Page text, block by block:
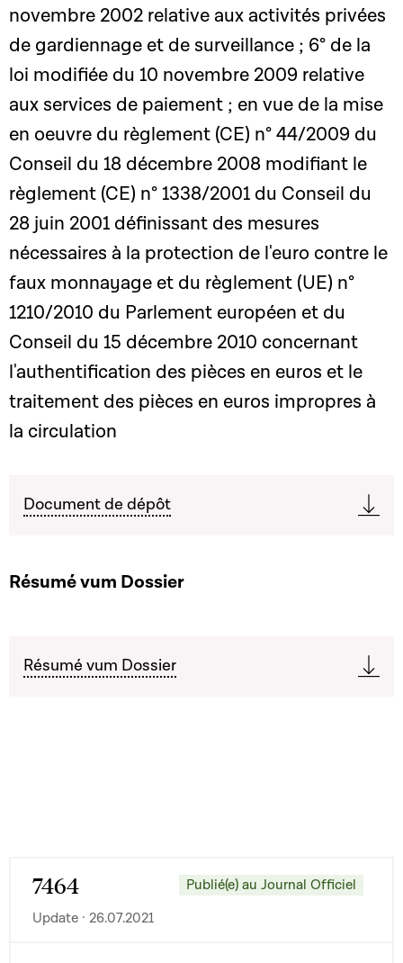
novembre 2002 relative aux activités privées
de gardiennage et de surveillance ; 6° de la
loi modifiée du 10 novembre 2009 relative
aux services de paiement ; en vue de la mise
en oeuvre du règlement (CE) n° 44/2009 du
Conseil du 18 décembre 2008 modifiant le
règlement (CE) n° 1338/2001 du Conseil du
28 juin 2001 définissant des mesures
nécessaires à la protection de l'euro contre le
faux monnayage et du règlement (UE) n°
1210/2010 du Parlement européen et du
Conseil du 15 décembre 2010 concernant
l'authentification des pièces en euros et le
traitement des pièces en euros impropres à
la circulation
Document de dépôt
Résumé vum Dossier
Résumé vum Dossier
7464
Publié(e) au Journal Officiel
Update · 26.07.2021